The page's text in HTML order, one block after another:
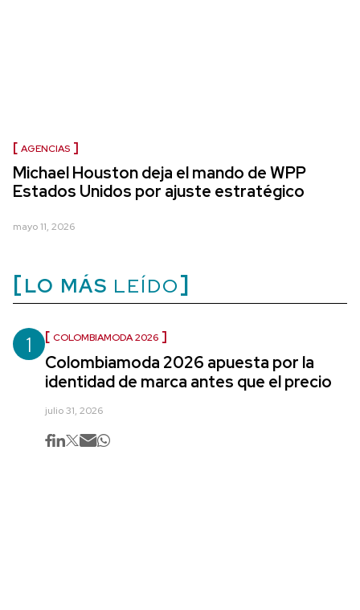
AGENCIAS
Michael Houston deja el mando de WPP
Estados Unidos por ajuste estratégico
mayo 11, 2026
LO MÁS LEÍDO
1 COLOMBIAMODA 2026
Colombiamoda 2026 apuesta por la
identidad de marca antes que el precio
julio 31, 2026